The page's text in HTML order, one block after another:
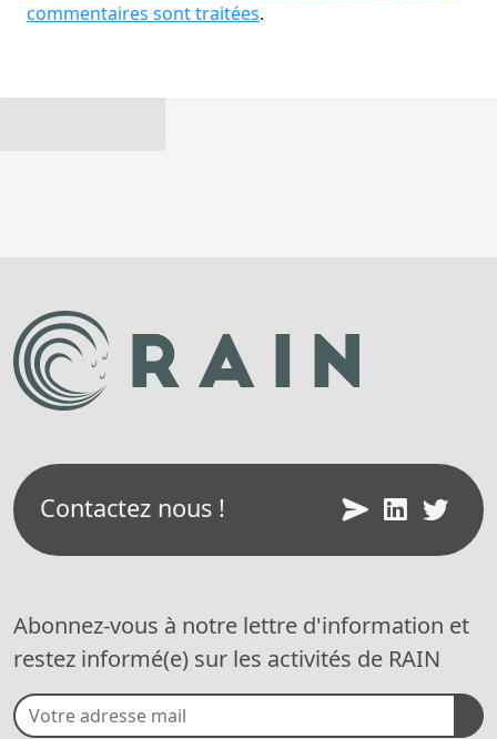
commentaires sont traitées.
Contactez nous !
Abonnez-vous à notre lettre d'information et
restez informé(e) sur les activités de RAIN